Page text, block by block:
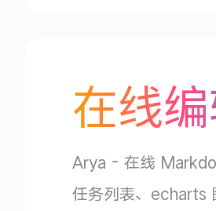
在线
Arya - 在线
任务列表、echarts